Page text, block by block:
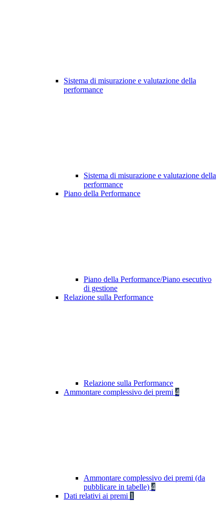
Sistema di misurazione e valutazione della
performance
Sistema di misurazione e valutazione della
performance
Piano della Performance
Piano della Performance/Piano esecutivo
di gestione
Relazione sulla Performance
Relazione sulla Performance
Ammontare complessivo dei premi 4
Ammontare complessivo dei premi (da
pubblicare in tabelle) 4
Dati relativi ai premi 1